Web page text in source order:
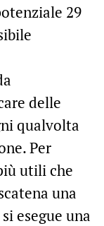
delle
qualvolta
Per
utili che
una
esegue una